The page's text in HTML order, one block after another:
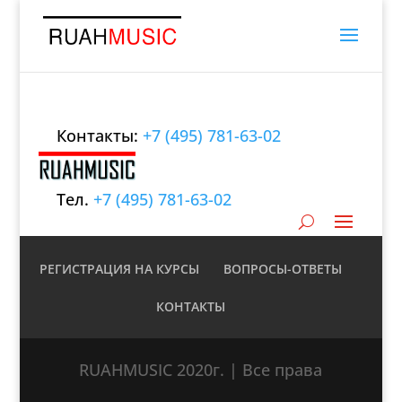
Контакты: +7 (495) 781-63-02
Тел. +7 (495) 781-63-02
РЕГИСТРАЦИЯ НА КУРСЫ ВОПРОСЫ-ОТВЕТЫ
КОНТАКТЫ
RUAHMUSIC 2020г. | Все права